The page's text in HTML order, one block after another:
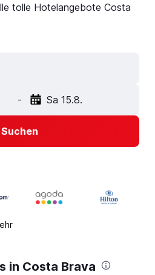
tolle Hotelangebote Costa
- Sa 15.8.
Suchen
in Costa Brava